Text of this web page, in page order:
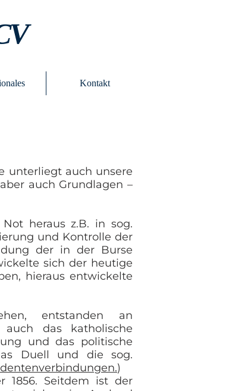
Kontakt
unterliegt auch unsere
auch Grundlagen –
heraus z.B. in sog.
und Kontrolle der
der in der Burse
sich der heutige
hieraus entwickelte
entstanden an
auch das katholische
und das politische
Duell und die sog.
)
1856. Seitdem ist der